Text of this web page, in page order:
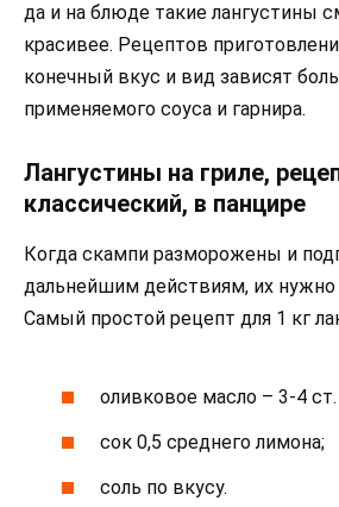
да и на блюде такие лангустины
красивее. Рецептов
конечный вкус и вид зависят
применяемого соуса и гарнира.
Лангустины на гриле,
классический, в панцире
Когда скампи разморожены и
дальнейшим действиям, их нужно
Самый простой рецепт для 1 кг
оливковое масло – 3-4
сок 0,5 среднего лимона;
соль по вкусу.